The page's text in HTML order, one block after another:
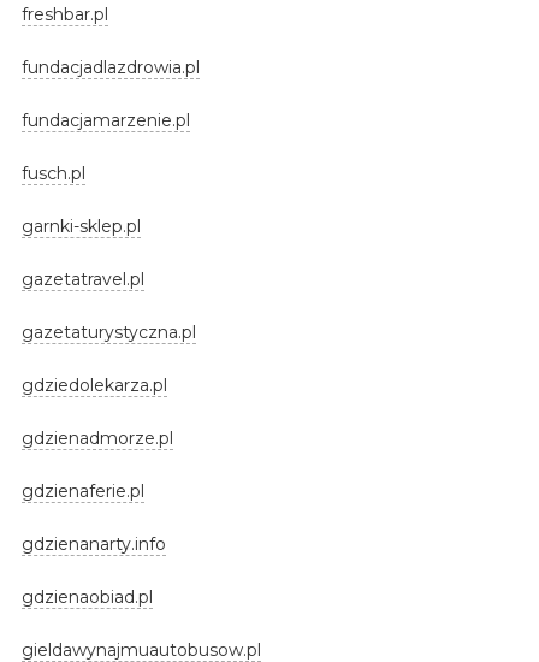
freshbar.pl
fundacjadlazdrowia.pl
fundacjamarzenie.pl
fusch.pl
garnki-sklep.pl
gazetatravel.pl
gazetaturystyczna.pl
gdziedolekarza.pl
gdzienadmorze.pl
gdzienaferie.pl
gdzienanarty.info
gdzienaobiad.pl
gieldawynajmuautobusow.pl